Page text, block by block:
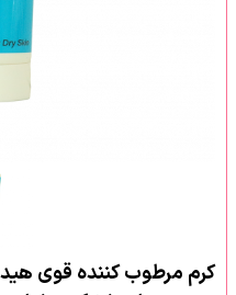
کرم مرطوب کننده قوی